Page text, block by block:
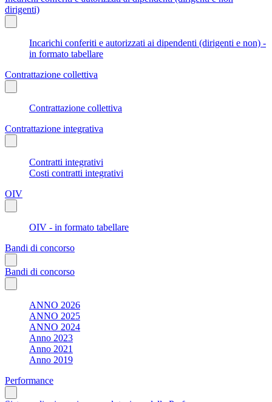
dirigenti)
Incarichi conferiti e autorizzati ai dipendenti (dirigenti e non) -
in formato tabellare
Contrattazione collettiva
Contrattazione collettiva
Contrattazione integrativa
Contratti integrativi
Costi contratti integrativi
OIV
OIV - in formato tabellare
Bandi di concorso
Bandi di concorso
ANNO 2026
ANNO 2025
ANNO 2024
Anno 2023
Anno 2021
Anno 2019
Performance